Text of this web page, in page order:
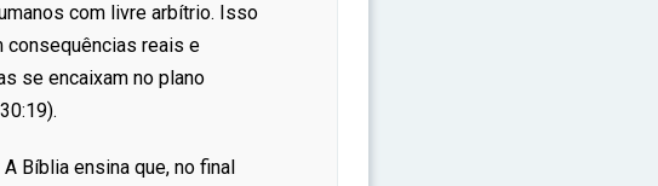
com livre arbítrio. Isso
reais e
se encaixam no plano
Bíblia ensina que, no final